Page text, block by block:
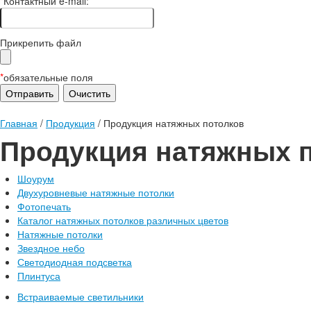
Прикрепить файл
*обязательные поля
Главная / Продукция / Продукция натяжных потолков
Продукция натяжных
Шоурум
Двухуровневые натяжные потолки
Фотопечать
Каталог натяжных потолков различных цветов
Натяжные потолки
Звездное небо
Светодиодная подсветка
Плинтуса
Встраиваемые светильники